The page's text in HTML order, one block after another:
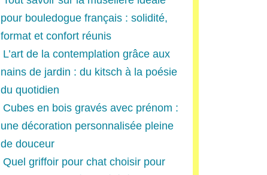
pour bouledogue français : solidité,
format et confort réunis
L’art de la contemplation grâce aux
nains de jardin : du kitsch à la poésie
du quotidien
Cubes en bois gravés avec prénom :
une décoration personnalisée pleine
de douceur
Quel griffoir pour chat choisir pour